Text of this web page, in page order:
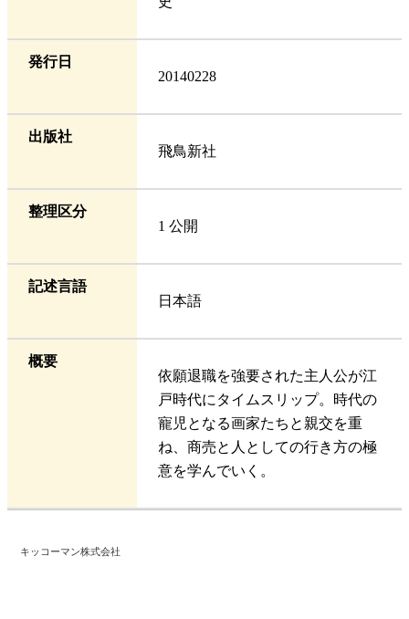
発行日
20140228
出版社
飛鳥新社
整理区分
1 公開
記述言語
日本語
概要
依願退職を強要された主人公が江
戸時代にタイムスリップ。時代の
寵児となる画家たちと親交を重
ね、商売と人としての行き方の極
意を学んでいく。
キッコーマン株式会社